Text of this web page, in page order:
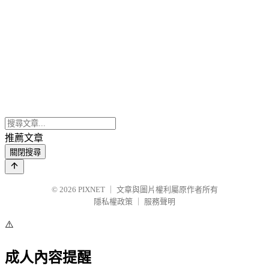
推薦文章
關閉搜尋
© 2026 PIXNET
文章與圖片權利屬原作者所有
隱私權政策
服務聲明
⚠️
成人內容提醒